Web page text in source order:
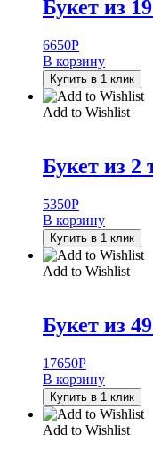
Букет из
6650Р
В корзину
Купить в 1 клик
Add to Wishlist
Букет из 2
5350Р
В корзину
Купить в 1 клик
Add to Wishlist
Букет из
17650Р
В корзину
Купить в 1 клик
Add to Wishlist